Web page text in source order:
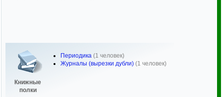
Книжные
полки
Периодика (1 человек)
Журналы (вырезки дубли) (1 человек)